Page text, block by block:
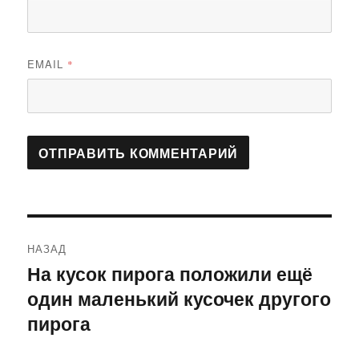
EMAIL *
по
записям
НАЗАД
Предыдущая
запись:
На кусок пирога положили ещё
один маленький кусочек другого
пирога